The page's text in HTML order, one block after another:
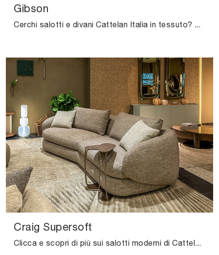
Gibson
Cerchi salotti e divani Cattelan Italia in tessuto? Clicca e scopri di più sul modello Gibson per spazi design.
Craig Supersoft
Clicca e scopri di più sui salotti moderni di Cattelan Italia! Molteplici modelli di divani, come Craig Supersoft, ti attendono.